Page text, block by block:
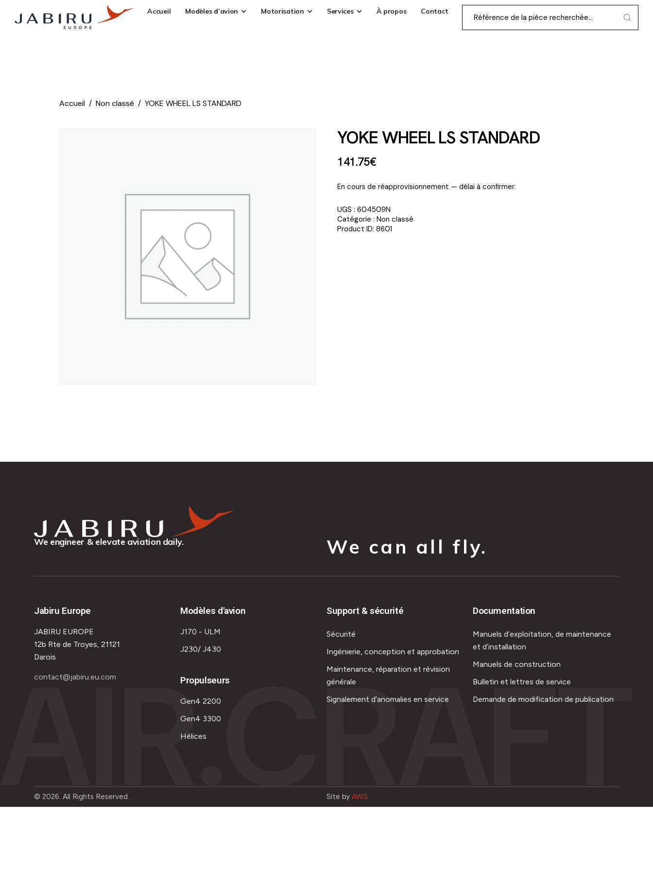
Accueil Modèles d’avion Motorisation Services À propos Contact
Accueil Non classé YOKE WHEEL LS STANDARD
YOKE WHEEL LS STANDARD
141.75€
En cours de réapprovisionnement — délai à confirmer.
UGS : 604509N
Catégorie : Non classé
Product ID: 8601
We engineer & elevate aviation daily. We can all fly.
Jabiru Europe
JABIRU EUROPE
12b Rte de Troyes, 21121
Darois
contact@jabiru.eu.com
Modèles d'avion
J170 - ULM
J230/ J430
Propulseurs
Gen4 2200
Gen4 3300
Hélices
Support & sécurité
Sécurité
Ingénierie, conception et approbation
Maintenance, réparation et révision
générale
Signalement d’anomalies en service
Documentation
Manuels d’exploitation, de maintenance
et d’installation
Manuels de construction
Bulletin et lettres de service
Demande de modification de publication
AIR.CRAFT
© 2026. All Rights Reserved. Site by AWS